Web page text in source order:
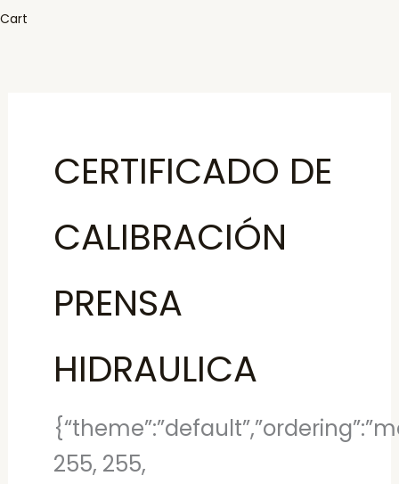
Cart
CERTIFICADO DE
CALIBRACIÓN
PRENSA
HIDRAULICA
255, 255,